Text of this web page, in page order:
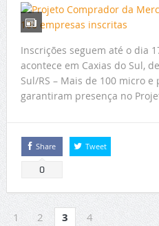
Inscrições seguem até o dia
acontece em Caxias do Sul,
Sul/RS – Mais de 100 micro
garantiram presença no
Share
0
Tweet
1 2 3 4